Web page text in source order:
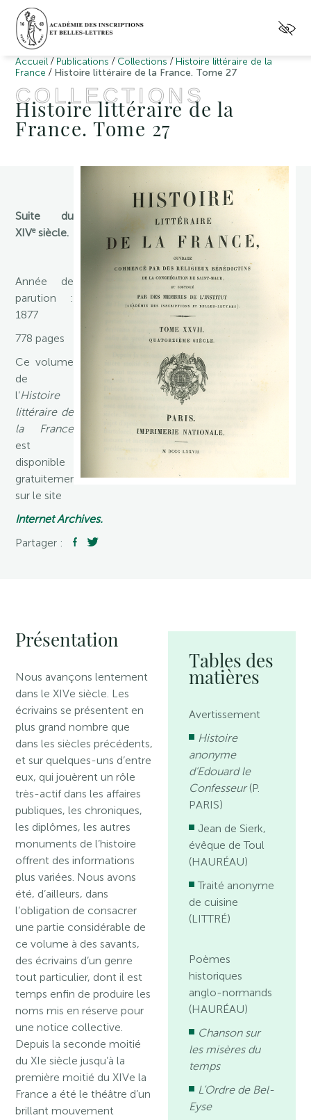
Accueil / Publications / Collections / Histoire littéraire de la
France / Histoire littéraire de la France. Tome 27
COLLECTIONS
Histoire littéraire de la
France. Tome 27
Suite du
XIVesiècle.
Année de
parution :
1877
778 pages
Ce volume
de
l’Histoire
littéraire de
la France
est
disponible
gratuitement
sur le site
Internet Archives.
Partager :
Présentation
Nous avançons lentement
dans le XIVe siècle. Les
écrivains se présentent en
plus grand nombre que
dans les siècles précédents,
et sur quelques-uns d’entre
eux, qui jouèrent un rôle
très-actif dans les affaires
publiques, les chroniques,
les diplômes, les autres
monuments de l’histoire
offrent des informations
plus variées. Nous avons
été, d’ailleurs, dans
l’obligation de consacrer
une partie considérable de
ce volume à des savants,
des écrivains d’un genre
tout particulier, dont il est
temps enfin de produire les
noms mis en réserve pour
une notice collective.
Depuis la seconde moitié
du XIe siècle jusqu’à la
première moitié du XIVe la
France a été le théâtre d’un
brillant mouvement
Tables des
matières
Avertissement
Histoire
anonyme
d’Edouard le
Confesseur(P.
PARIS)
Jean de Sierk,
évêque de Toul
(HAURÉAU)
Traité anonyme
de cuisine
(LITTRÉ)
Poèmes
historiques
anglo-normands
(HAURÉAU)
Chanson sur
les misères du
temps
L’Ordre de Bel-
Eyse